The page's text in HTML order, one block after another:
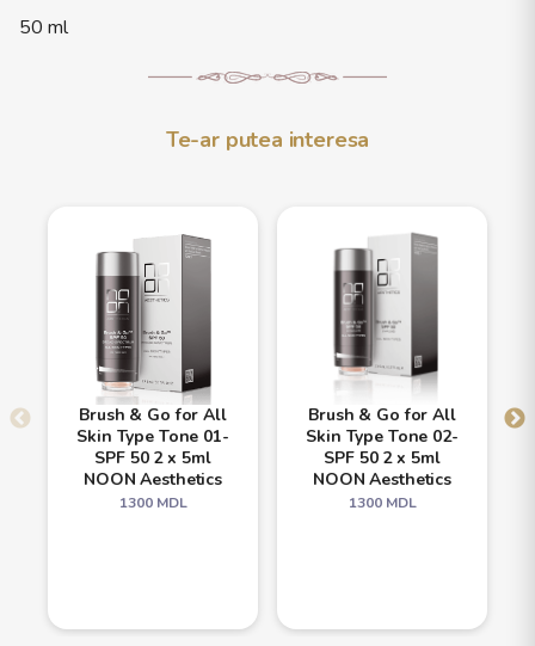
50 ml
Te-ar putea interesa
Brush & Go for All
Skin Type Tone 01-
SPF 50 2 x 5ml
NOON Aesthetics
1300MDL
Brush & Go for All
Skin Type Tone 02-
SPF 50 2 x 5ml
NOON Aesthetics
1300MDL